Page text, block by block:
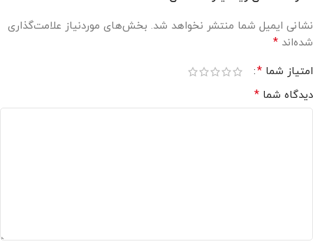
نشانی ایمیل شما منتشر نخواهد شد. بخش‌های موردنیاز علامت‌گذاری
شده‌اند *
امتیاز شما *
دیدگاه شما *